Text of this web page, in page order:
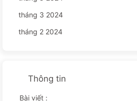
tháng 3 2024
tháng 2 2024
Thông tin
Bài viết :